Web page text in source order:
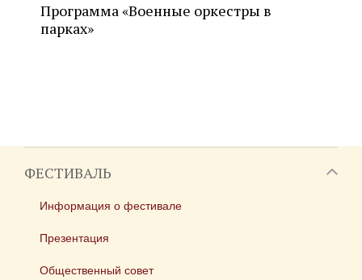
Программа «Военные оркестры в
парках»
ФЕСТИВАЛЬ
Информация о фестивале
Презентация
Общественный совет